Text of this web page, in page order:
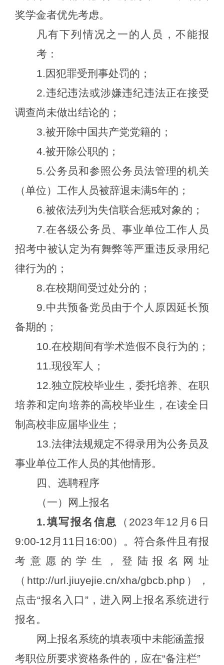
奖学金者优先考虑。
凡有下列情况之一的人员，不能报
考：
1.因犯罪受刑事处罚的；
2.违纪违法或涉嫌违纪违法正在接受
调查尚未做出结论的；
3.被开除中国共产党党籍的；
4.被开除公职的；
5.公务员和参照公务员法管理的机关
（单位）工作人员被辞退未满5年的；
6.被依法列为失信联合惩戒对象的；
7.在各级公务员、事业单位工作人员
招考中被认定为有舞弊等严重违反录用纪
律行为的；
8.在校期间受过处分的；
9.中共预备党员由于个人原因延长预
备期的；
10.在校期间有学术造假不良行为的；
11.现役军人；
12.独立院校毕业生， 委托培养、在职
培养和定向培养的高校毕业生，在读全日
制高校非应届毕业生；
13.法律法规规定不得录用为公务员及
事业单位工作人员的其他情形。
四、 选聘程序
（一）网上报名
1.填写报名信息
（ 2023年12 月 6 日
9:00-12月 11 日 16:00）。符合条件且有报
考意愿的学生，登陆报名网址
（ http://url.jiuyejie.cn/xha/gbcb.php ），
点击“报名入口”，进入网上报名系统进行
报名。
网上报名系统的填表项中未能涵盖报
考职位所要求资格条件的，应在“备注栏”